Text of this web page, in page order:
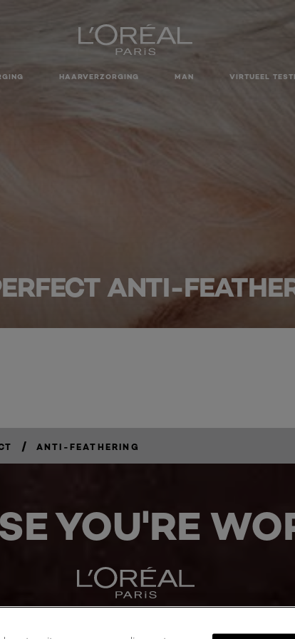
HAARVERZORGING MAN VIRTUEEL
ANTI-
/ ANTI-FEATHERING
YOU'RE